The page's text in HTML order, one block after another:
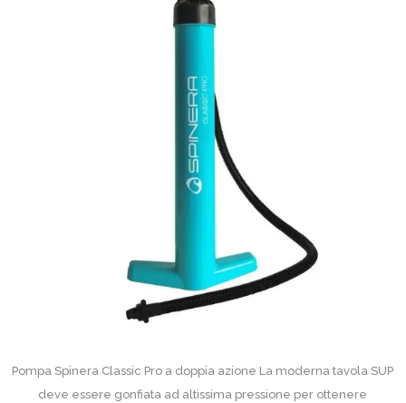
Pompa Spinera Classic Pro a doppia azione La moderna tavola SUP
deve essere gonfiata ad altissima pressione per ottenere